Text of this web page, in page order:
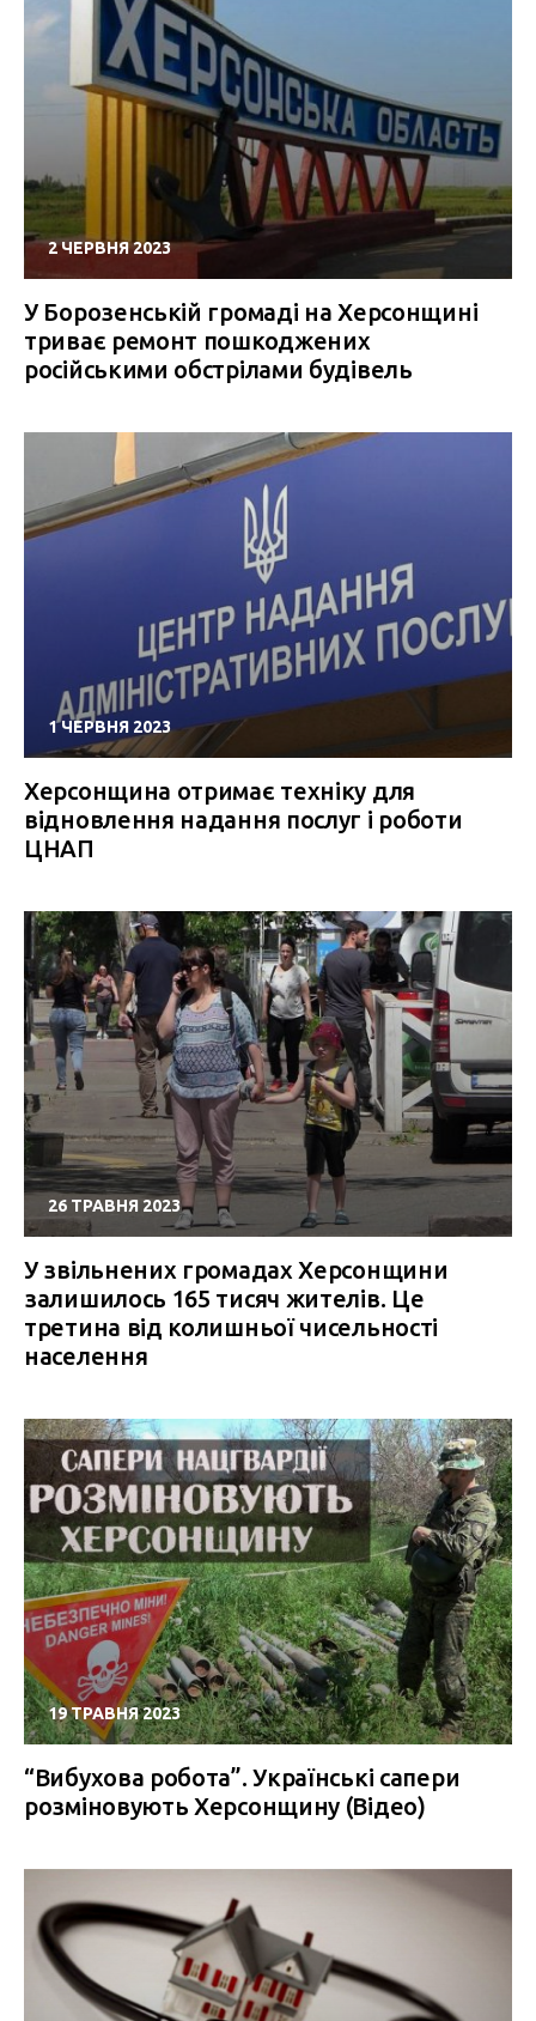
2 ЧЕРВНЯ 2023
У Борозенській громаді на Херсонщині
триває ремонт пошкоджених
російськими обстрілами будівель
1 ЧЕРВНЯ 2023
Херсонщина отримає техніку для
відновлення надання послуг і роботи
ЦНАП
26 ТРАВНЯ 2023
У звільнених громадах Херсонщини
залишилось 165 тисяч жителів. Це
третина від колишньої чисельності
населення
19 ТРАВНЯ 2023
“Вибухова робота”. Українські сапери
розміновують Херсонщину (Відео)